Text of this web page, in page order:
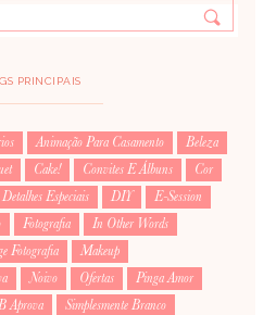
PRINCIPAIS
Animação Para Casamento
Beleza
Cake! Convites E Álbuns
Cor
Detalhes Especiais DIY
E-Session
Fotografia
In Other Words
Fotografia
Makeup
Noivo Ofertas
Pinga Amor
Aprova Simplesmente Branco